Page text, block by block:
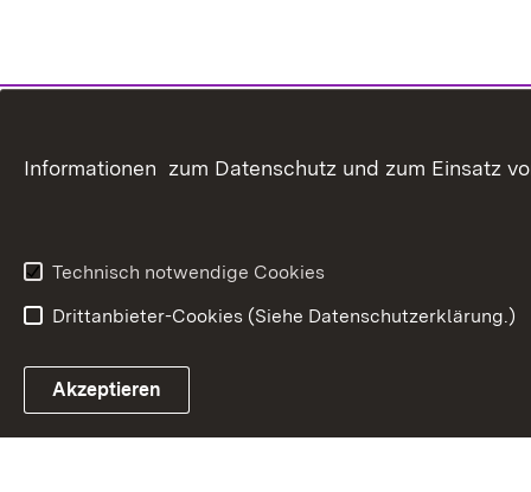
Informationen zum Datenschutz und zum Einsatz
Technisch notwendige Cookies
Drittanbieter-Cookies (Siehe Datenschutzerklärung.)
Akzeptieren